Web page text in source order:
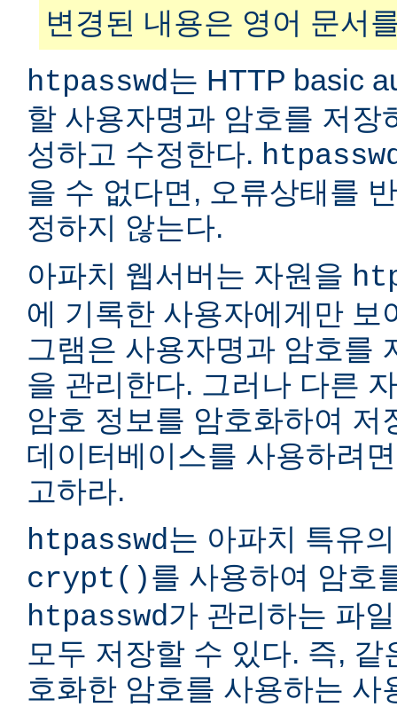
변경된 내용은 영어 문서
htpasswd는 HTTP basic
할 사용자명과 암호를 저장
성하고 수정한다.
을 수 없다면, 오류상태를
정하지 않는다.
아파치 웹서버는 자원을
에 기록한 사용자에게만 보
그램은 사용자명과 암호를
을 관리한다. 그러나 다른
암호 정보를 암호화하여 저
데이터베이스를 사용하려
고하라.
htpasswd는 아파치 특유
crypt()를 사용하여 암호
htpasswd가 관리하는 파
모두 저장할 수 있다. 즉,
호화한 암호를 사용하는